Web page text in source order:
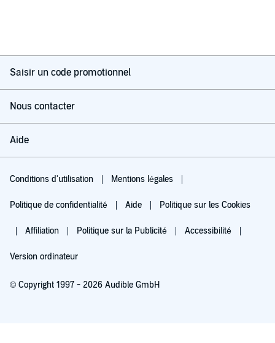
Saisir un code promotionnel
Nous contacter
Aide
Conditions d'utilisation Mentions légales
Politique de confidentialité Aide Politique sur les Cookies
Affiliation Politique sur la Publicité Accessibilité
Version ordinateur
© Copyright 1997 - 2026 Audible GmbH